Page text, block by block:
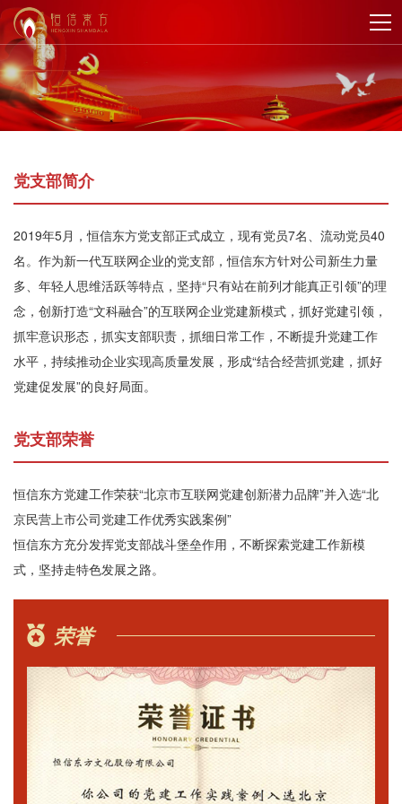
党支部简介
2019年5月，恒信东方党支部正式成立，现有党员7名、流动党员40
名。作为新一代互联网企业的党支部，恒信东方针对公司新生力量
多、年轻人思维活跃等特点，坚持“只有站在前列才能真正引领”的理
念，创新打造“文科融合”的互联网企业党建新模式，抓好党建引领，
抓牢意识形态，抓实支部职责，抓细日常工作，不断提升党建工作
水平，持续推动企业实现高质量发展，形成“结合经营抓党建，抓好
党建促发展”的良好局面。
党支部荣誉
恒信东方党建工作荣获“北京市互联网党建创新潜力品牌”并入选“北
京民营上市公司党建工作优秀实践案例”
恒信东方充分发挥党支部战斗堡垒作用，不断探索党建工作新模
式，坚持走特色发展之路。
荣誉